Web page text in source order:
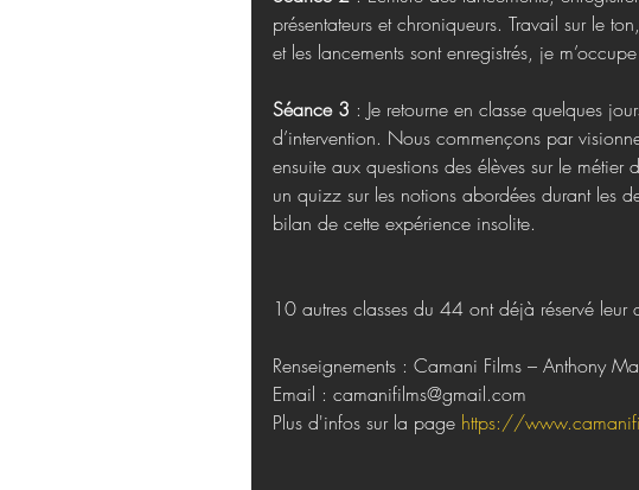
présentateurs et chroniqueurs. Travail sur le
et les lancements sont enregistrés, je
Séance 3 : Je retourne en classe quelques
d’intervention. Nous commençons par
ensuite aux questions des élèves sur le
un quizz sur les notions abordées durant les
bilan de cette expérience insolite.
10 autres classes du 44 ont déjà réservé leur
Renseignements : Camani Films – Anthony
Email : camanifilms@gmail.com
Plus d'infos sur la page https://